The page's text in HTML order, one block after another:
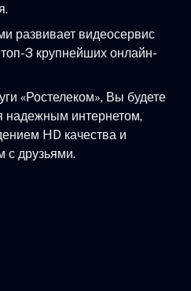
развивает видеосервис
3 крупнейших онлайн-
«Ростелеком», Вы будете
надежным интернетом,
HD качества и
с друзьями.